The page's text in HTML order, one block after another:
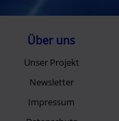
Über uns
Unser Projekt
Newsletter
Impressum